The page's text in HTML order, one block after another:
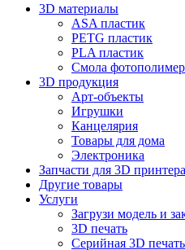
3D материалы
ASA пластик
PETG пластик
PLA пластик
Смола
3D продукция
Арт-объекты
Игрушки
Канцелярия
Товары для дома
Электроника
Запчасти для 3D принтера
Другие товары
Услуги
Загрузи модель и
3D печать
Серийная 3D печать